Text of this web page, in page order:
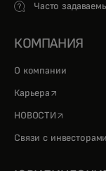
Часто
КОМПАНИЯ
О компании
Карьера opens in a
НОВОСТИ opens in a
Связи с инвесторами